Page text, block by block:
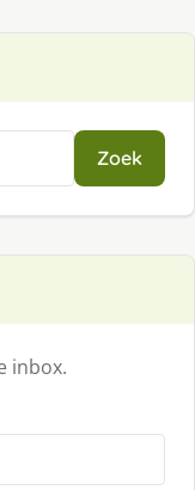
Zoek
inbox.